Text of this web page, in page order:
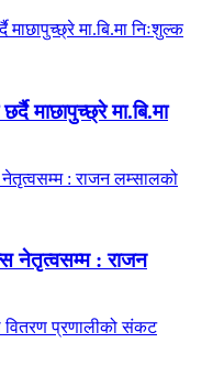
माछापुच्छ्रे मा.बि.मा
नेतृत्वसम्म : राजन